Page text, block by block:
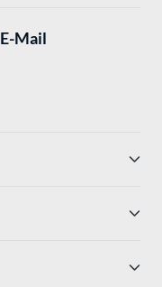
E-Mail